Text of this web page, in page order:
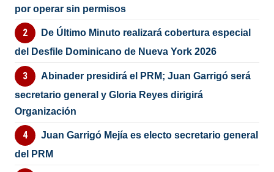
por operar sin permisos
De Último Minuto realizará cobertura especial
del Desfile Dominicano de Nueva York 2026
Abinader presidirá el PRM; Juan Garrigó será
secretario general y Gloria Reyes dirigirá
Organización
Juan Garrigó Mejía es electo secretario general
del PRM